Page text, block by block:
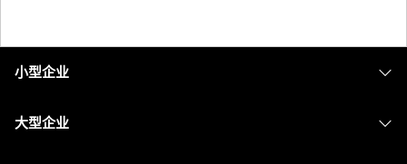
小型企业
大型企业